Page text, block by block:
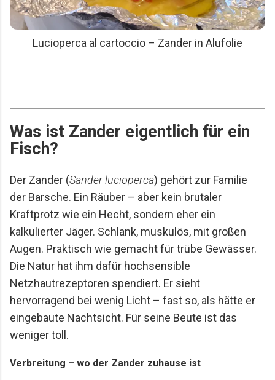
Lucioperca al cartoccio – Zander in Alufolie
Was ist Zander eigentlich für ein
Fisch?
Der Zander (Sander lucioperca) gehört zur Familie
der Barsche. Ein Räuber – aber kein brutaler
Kraftprotz wie ein Hecht, sondern eher ein
kalkulierter Jäger. Schlank, muskulös, mit großen
Augen. Praktisch wie gemacht für trübe Gewässer.
Die Natur hat ihm dafür hochsensible
Netzhautrezeptoren spendiert. Er sieht
hervorragend bei wenig Licht – fast so, als hätte er
eingebaute Nachtsicht. Für seine Beute ist das
weniger toll.
Verbreitung – wo der Zander zuhause ist